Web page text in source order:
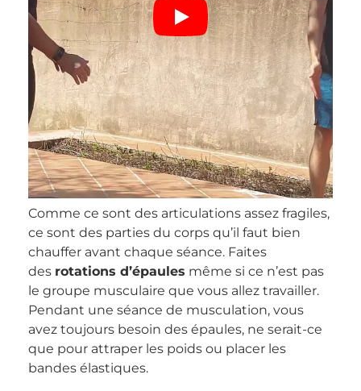
Comme ce sont des articulations assez fragiles,
ce sont des parties du corps qu’il faut bien
chauffer avant chaque séance. Faites
des rotations d’épaules même si ce n’est pas
le groupe musculaire que vous allez travailler.
Pendant une séance de musculation, vous
avez toujours besoin des épaules, ne serait-ce
que pour attraper les poids ou placer les
bandes élastiques.